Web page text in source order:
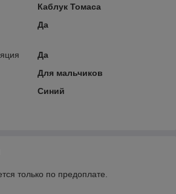
Каблук Томаса
Да
Да
Для мальчиков
Синий
только по предоплате.